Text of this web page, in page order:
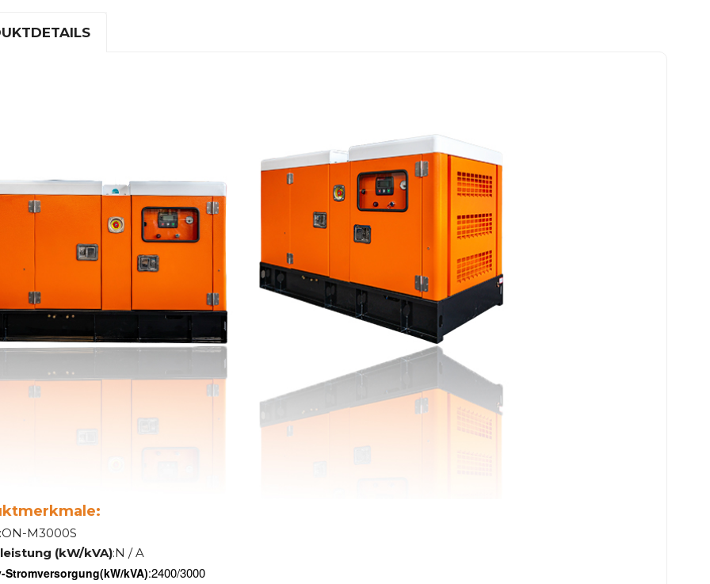
M3000S
(kW/kVA):N / A
Stromversorgung(kW/kVA):2400/3000